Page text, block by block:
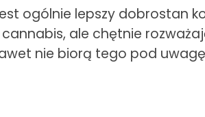
ogólnie lepszy dobrostan
ale chętnie
nie biorą tego pod